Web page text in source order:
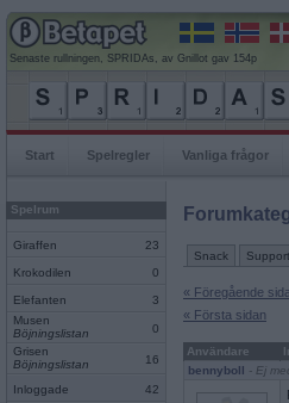
Senaste rullningen, SPRIDAs, av Gnillot gav 154p
Start Spelregler Vanliga frågor
Spelrum
Giraffen 23
Krokodilen 0
Elefanten
3
Musen
Böjningslistan
0
Grisen
Böjningslistan
16
Inloggade 42
Snack Support
« Föregående sida
« Första sidan
Användare
bennyboll - Ej